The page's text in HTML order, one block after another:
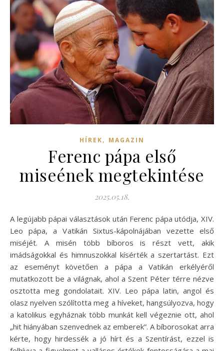
HÍREK, MAGAZIN
Ferenc pápa első
miseének megtekintése
2025.05.18.
A legújabb pápai választások után Ferenc pápa utódja, XIV.
Leo pápa, a Vatikán Sixtus-kápolnájában vezette első
miséjét. A misén több bíboros is részt vett, akik
imádságokkal és himnuszokkal kísérték a szertartást. Ezt
az eseményt követően a pápa a Vatikán erkélyéről
mutatkozott be a világnak, ahol a Szent Péter térre nézve
osztotta meg gondolatait. XIV. Leo pápa latin, angol és
olasz nyelven szólította meg a híveket, hangsúlyozva, hogy
a katolikus egyháznak több munkát kell végeznie ott, ahol
„hit hiányában szenvednek az emberek”. A bíborosokat arra
kérte, hogy hirdessék a jó hírt és a Szentírást, ezzel is